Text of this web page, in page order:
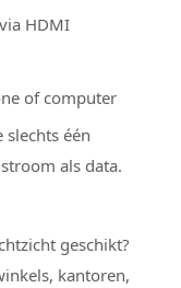
HDMI
of computer
één
als data.
geschikt?
kantoren,